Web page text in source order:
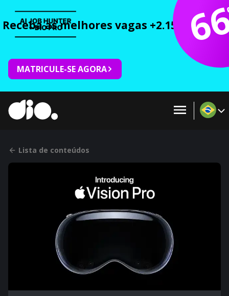
Receba as melhores vagas +2.150 cursos
MATRICULE-SE AGORA
Lista de conteúdos